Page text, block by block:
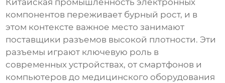
Китайская промышленность электронных
компонентов переживает бурный рост, и в
этом контексте важное место занимают
поставщики разъемов высокой плотности. Эти
разъемы играют ключевую роль в
современных устройствах, от смартфонов и
компьютеров до медицинского оборудования